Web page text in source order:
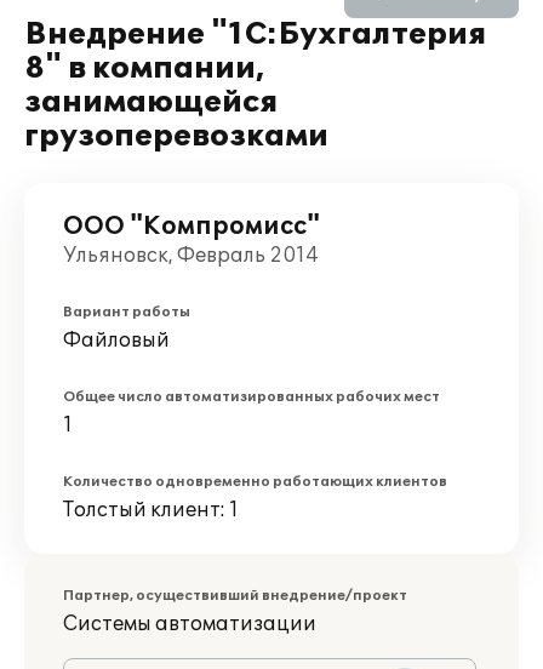
Внедрение "1С:Бухгалтерия
8" в компании,
занимающейся
грузоперевозками
ООО "Компромисс"
Ульяновск, Февраль 2014
Вариант работы
Файловый
Общее число автоматизированных рабочих мест
1
Количество одновременно работающих клиентов
Толстый клиент: 1
Партнер, осуществивший внедрение/проект
Системы автоматизации